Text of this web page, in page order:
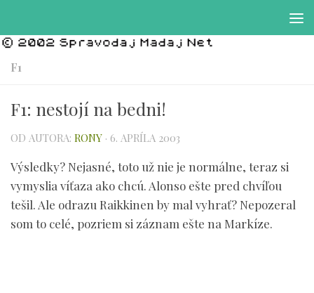
F1
F1: nestojí na bedni!
OD AUTORA: RONY · 6. APRÍLA 2003
Výsledky? Nejasné, toto už nie je normálne, teraz si
vymyslia víťaza ako chcú. Alonso ešte pred chvíľou
tešil. Ale odrazu Raikkinen by mal vyhrať? Nepozeral
som to celé, pozriem si záznam ešte na Markíze.